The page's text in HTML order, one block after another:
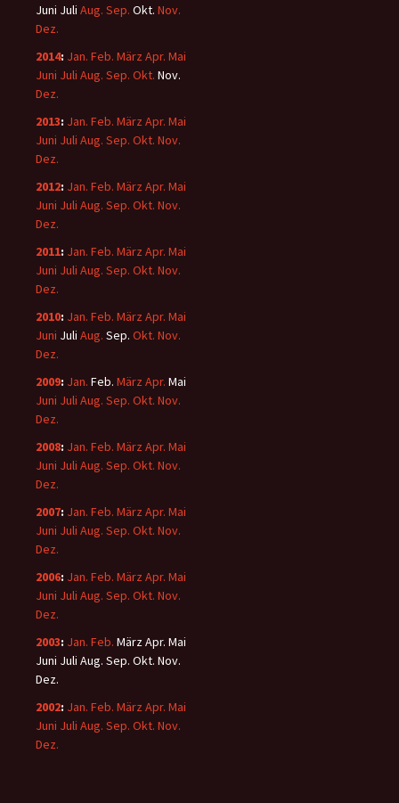
Juni Juli Aug. Sep. Okt. Nov.
Dez.
2014: Jan. Feb. März Apr. Mai
Juni Juli Aug. Sep. Okt. Nov.
Dez.
2013: Jan. Feb. März Apr. Mai
Juni Juli Aug. Sep. Okt. Nov.
Dez.
2012: Jan. Feb. März Apr. Mai
Juni Juli Aug. Sep. Okt. Nov.
Dez.
2011: Jan. Feb. März Apr. Mai
Juni Juli Aug. Sep. Okt. Nov.
Dez.
2010: Jan. Feb. März Apr. Mai
Juni Juli Aug. Sep. Okt. Nov.
Dez.
2009: Jan. Feb. März Apr. Mai
Juni Juli Aug. Sep. Okt. Nov.
Dez.
2008: Jan. Feb. März Apr. Mai
Juni Juli Aug. Sep. Okt. Nov.
Dez.
2007: Jan. Feb. März Apr. Mai
Juni Juli Aug. Sep. Okt. Nov.
Dez.
2006: Jan. Feb. März Apr. Mai
Juni Juli Aug. Sep. Okt. Nov.
Dez.
2003: Jan. Feb. MärzApr. Mai
Juni Juli Aug. Sep. Okt. Nov.
Dez.
2002: Jan. Feb. März Apr. Mai
Juni Juli Aug. Sep. Okt. Nov.
Dez.